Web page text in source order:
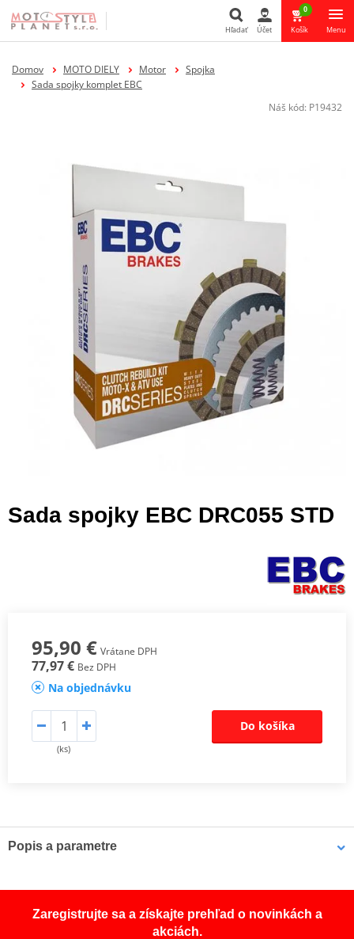
Hľadať Účet
0
Košík Menu
Domov MOTO DIELY Motor
Spojka
Sada spojky komplet EBC
Náš kód: P19432
Sada spojky EBC DRC055 STD
95,90 € Vrátane DPH
77,97 € Bez DPH
Na objednávku
(ks)
Do košíka
Popis a parametre
Kompletní sada standardních třecích i ocelových unášecích lamel
pro offroad (motocross, enduro a ATV), včetně zesílených
Zaregistrujte sa a získajte prehľad o novinkách a
akciách.